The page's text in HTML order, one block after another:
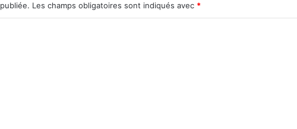
Les champs obligatoires sont indiqués avec *